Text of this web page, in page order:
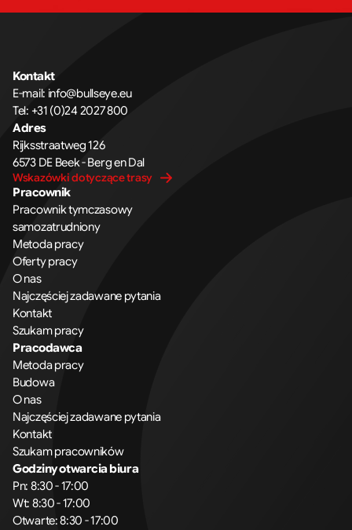
Kontakt
E-mail: info@bullseye.eu
Tel: +31 (0)24 2027 800
Adres
Rijksstraatweg 126
6573 DE Beek - Berg en Dal
Wskazówki dotyczące trasy
Pracownik
Pracownik tymczasowy
samozatrudniony
Metoda pracy
Oferty pracy
O nas
Najczęściej zadawane pytania
Kontakt
Szukam pracy
Pracodawca
Metoda pracy
Budowa
O nas
Najczęściej zadawane pytania
Kontakt
Szukam pracowników
Godziny otwarcia biura
Pn: 8:30 - 17:00
Wt: 8:30 - 17:00
Otwarte: 8:30 - 17:00